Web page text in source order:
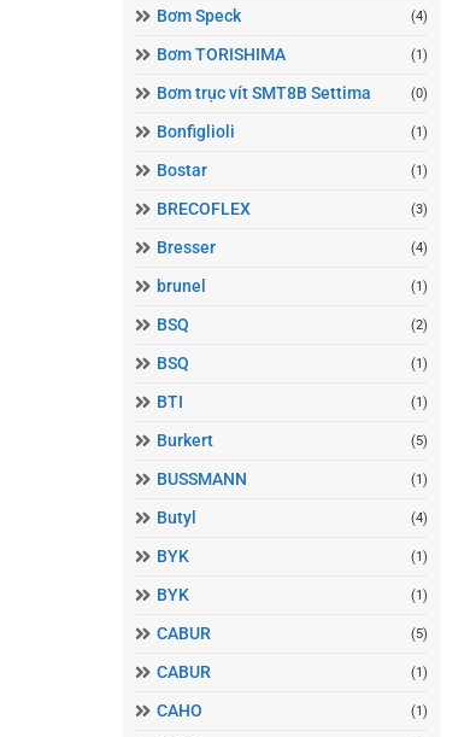
Bơm Speck (4)
Bơm TORISHIMA (1)
Bơm trục vít SMT8B Settima (0)
Bonfiglioli (1)
Bostar (1)
BRECOFLEX (3)
Bresser (4)
brunel (1)
BSQ (2)
BSQ (1)
BTI (1)
Burkert (5)
BUSSMANN (1)
Butyl (4)
BYK (1)
BYK (1)
CABUR (5)
CABUR (1)
CAHO (1)